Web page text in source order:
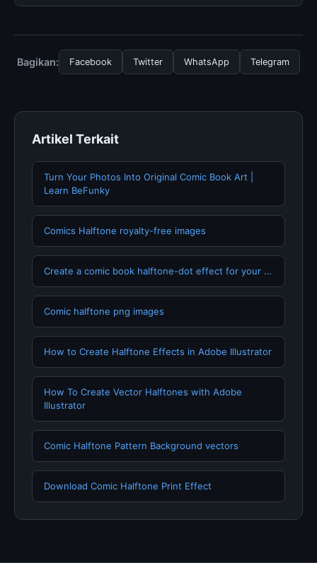
tersembunyi atau langganan yang diperlukan untuk
resmi kami secara berkala. Kami selalu memperbarui
konten dengan informasi terkini dan terpercaya.
Bagikan: Facebook Twitter WhatsApp Telegram
Artikel Terkait
Turn Your Photos Into Original Comic Book Art |
Learn BeFunky
Comics Halftone royalty-free images
Create a comic book halftone-dot effect for your …
Comic halftone png images
How to Create Halftone Effects in Adobe Illustrator
How To Create Vector Halftones with Adobe
Illustrator
Comic Halftone Pattern Background vectors
Download Comic Halftone Print Effect